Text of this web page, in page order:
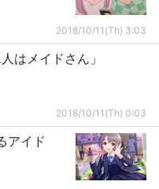
2018/10/11(Th) 3:03
はメイドさん」
2018/10/11(Th) 0:03
アイド